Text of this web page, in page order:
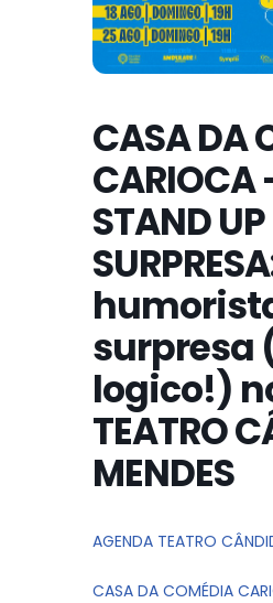
CASA DA
STAND UP
surpresa
logico!)
TEATRO
MENDES
AGENDA TEATRO
CASA DA COMÉDIA